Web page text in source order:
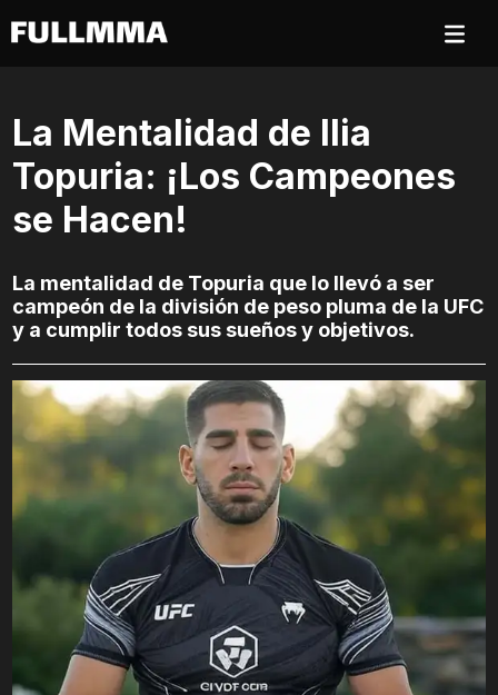
La Mentalidad de Ilia
Topuria: ¡Los Campeones
se Hacen!
La mentalidad de Topuria que lo llevó a ser
campeón de la división de peso pluma de la UFC
y a cumplir todos sus sueños y objetivos.